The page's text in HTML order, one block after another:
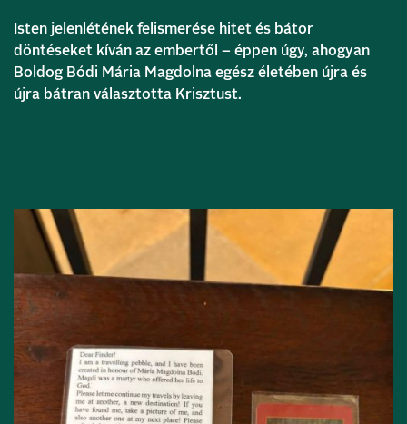
Isten jelenlétének felismerése hitet és bátor
döntéseket kíván az embertől – éppen úgy, ahogyan
Boldog Bódi Mária Magdolna egész életében újra és
újra bátran választotta Krisztust.